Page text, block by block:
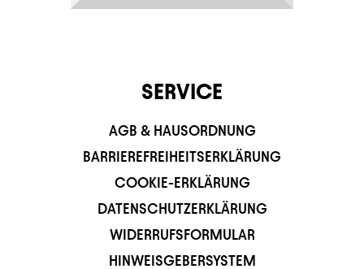
SERVICE
AGB & HAUSORDNUNG
BARRIEREFREIHEITSERKLÄRUNG
COOKIE-ERKLÄRUNG
DATENSCHUTZERKLÄRUNG
WIDERRUFSFORMULAR
HINWEISGEBERSYSTEM